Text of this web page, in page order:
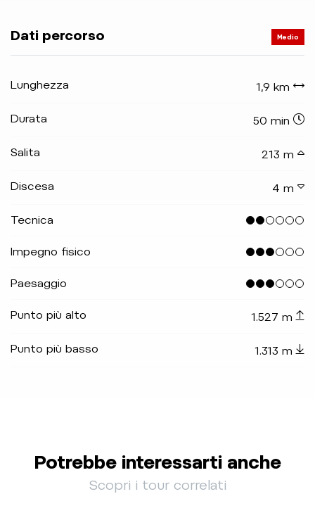
Dati percorso Medio
Lunghezza 1,9 km
Durata 50 min
Salita 213 m
Discesa 4 m
Tecnica
Impegno fisico
Paesaggio
Punto più alto 1.527 m
Punto più basso 1.313 m
Potrebbe interessarti anche
Scopri i tour correlati